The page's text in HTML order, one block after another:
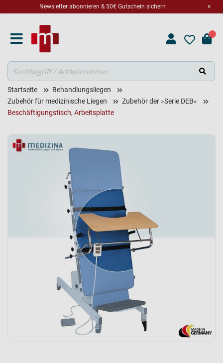
×
Newsletter abonnieren & 50€ Gutschein sichern
Suche
Startseite
Behandlungsliegen
Zubehör für medizinische Liegen
Zubehör der »Serie DEB«
Beschäftigungstisch, Arbeitsplatte